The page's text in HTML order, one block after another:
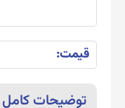
قیمت:
توضیحات